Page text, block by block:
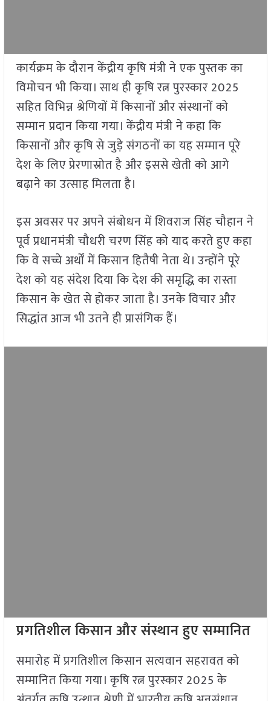
कार्यक्रम के दौरान केंद्रीय कृषि मंत्री ने एक पुस्तक का
विमोचन भी किया। साथ ही कृषि रत्न पुरस्कार 2025
सहित विभिन्न श्रेणियों में किसानों और संस्थानों को
सम्मान प्रदान किया गया। केंद्रीय मंत्री ने कहा कि
किसानों और कृषि से जुड़े संगठनों का यह सम्मान पूरे
देश के लिए प्रेरणास्रोत है और इससे खेती को आगे
बढ़ाने का उत्साह मिलता है।
इस अवसर पर अपने संबोधन में शिवराज सिंह चौहान ने
पूर्व प्रधानमंत्री चौधरी चरण सिंह को याद करते हुए कहा
कि वे सच्चे अर्थों में किसान हितैषी नेता थे। उन्होंने पूरे
देश को यह संदेश दिया कि देश की समृद्धि का रास्ता
किसान के खेत से होकर जाता है। उनके विचार और
सिद्धांत आज भी उतने ही प्रासंगिक हैं।
प्रगतिशील किसान और संस्थान हुए सम्मानित
समारोह में प्रगतिशील किसान सत्यवान सहरावत को
सम्मानित किया गया। कृषि रत्न पुरस्कार 2025 के